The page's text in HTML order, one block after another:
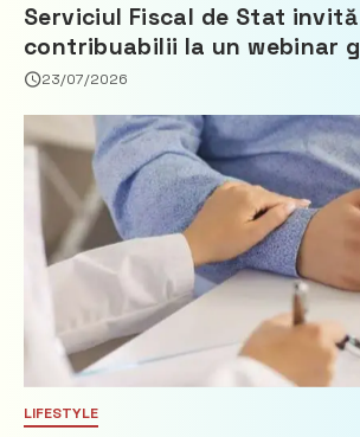
Serviciul Fiscal de Stat invită
contribuabilii la un webinar
privind calculul impozitului
23/07/2026
LIFESTYLE